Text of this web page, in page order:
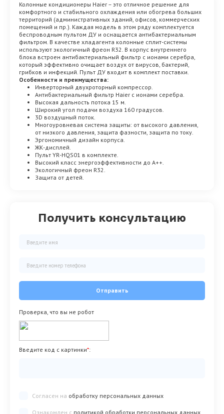
Получить консультацию
Отправить
Проверка, что вы не робот
Введите код с картинки*:
Согласен на обработку персональных данных
Ознакомлен с политикой обработки персональных данных
Колонные кондиционеры Haier – это отличное решение для
комфортного и стабильного охлаждения или обогрева больших
территорий (административных зданий, офисов, коммерческих
помещений и пр.). Каждая модель в этом ряду комплектуется
беспроводным пультом ДУ и оснащается антибактериальным
фильтром. В качестве хладагента колонные сплит-системы
используют экологичный фреон R32. В корпус внутреннего
блока встроен антибактериальный фильтр с ионами серебра,
который эффективно очищает воздух от вирусов, бактерий,
грибков и инфекций. Пульт ДУ входит в комплект поставки.
Особенности и преимущества:
Инверторный двухроторный компрессор.
Антибактериальный фильтр Haier с ионами серебра.
Высокая дальность потока 15 м.
Широкий угол подачи воздуха 160 градусов.
3D воздушный поток.
Многоуровневая система защиты: от высокого давления,
от низкого давления, защита фазности, защита по току.
Эргономичный дизайн корпуса.
ЖК-дисплей.
Пульт YR-HQS01 в комплекте.
Высокий класс энергоэффективности до А++.
Экологичный фреон R32.
Защита от детей.